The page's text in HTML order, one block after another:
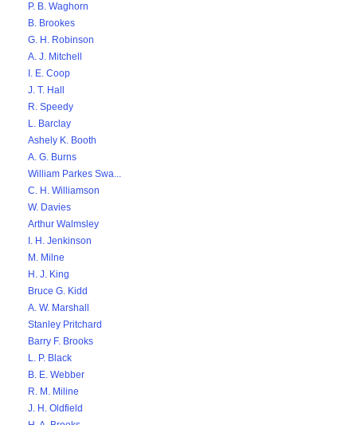
P. B. Waghorn
B. Brookes
G. H. Robinson
A. J. Mitchell
I. E. Coop
J. T. Hall
R. Speedy
L. Barclay
Ashely K. Booth
A. G. Burns
William Parkes Swa...
C. H. Williamson
W. Davies
Arthur Walmsley
I. H. Jenkinson
M. Milne
H. J. King
Bruce G. Kidd
A. W. Marshall
Stanley Pritchard
Barry F. Brooks
L. P. Black
B. E. Webber
R. M. Miline
J. H. Oldfield